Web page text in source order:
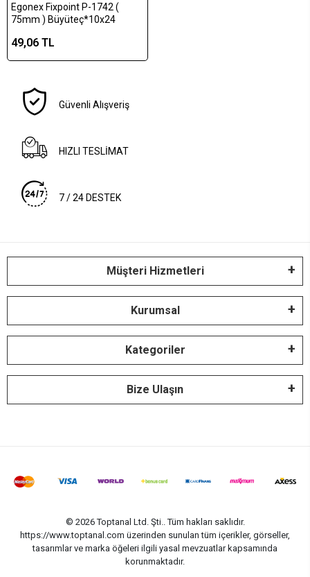
Egonex Fixpoint P-1742 (
75mm ) Büyüteç*10x24
49,06 TL
Güvenli Alışveriş
HIZLI TESLİMAT
7 / 24 DESTEK
Müşteri Hizmetleri
Kurumsal
Kategoriler
Bize Ulaşın
© 2026 Toptanal Ltd. Şti.. Tüm hakları saklıdır.
https://www.toptanal.com üzerinden sunulan tüm içerikler, görseller,
tasarımlar ve marka öğeleri ilgili yasal mevzuatlar kapsamında
korunmaktadır.